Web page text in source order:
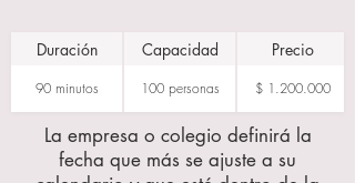
Duración Capacidad Precio
90 minutos 100 personas $ 1.200.000
La empresa o colegio definirá la
fecha que más se ajuste a su